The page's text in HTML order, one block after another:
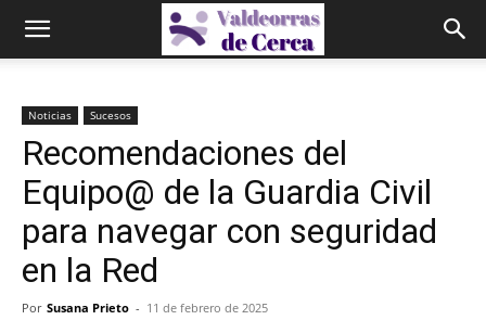
Noticias Sucesos
Recomendaciones del
Equipo@ de la Guardia Civil
para navegar con seguridad
en la Red
Por Susana Prieto - 11 de febrero de 2025